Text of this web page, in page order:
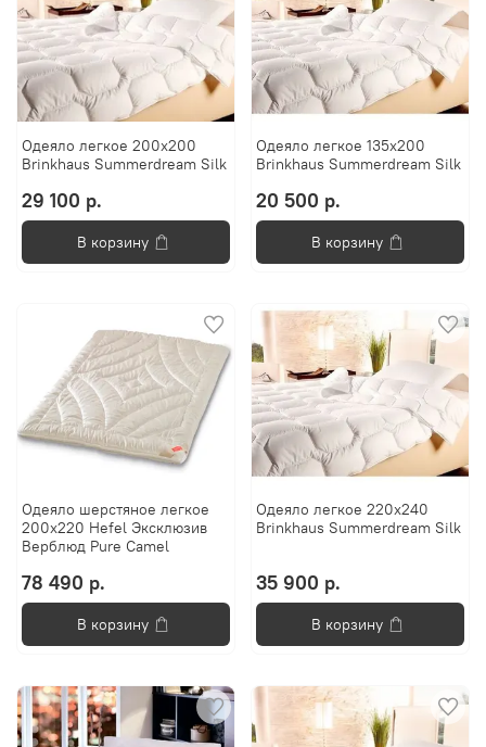
Одеяло легкое 200х200
Brinkhaus Summerdream Silk
29 100 р.
В корзину
Одеяло легкое 135х200
Brinkhaus Summerdream Silk
20 500 р.
В корзину
Одеяло шерстяное легкое
200х220 Hefel Эксклюзив
Верблюд Pure Camel
78 490 р.
В корзину
Одеяло легкое 220х240
Brinkhaus Summerdream Silk
35 900 р.
В корзину